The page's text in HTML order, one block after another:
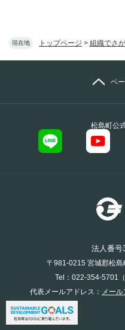
現在地 トップページ > 組織でさ
松島町公
ペ
法人番号
〒981-0215 宮城郡松
Tel：022-354-5701
代表メールアドレス： メー